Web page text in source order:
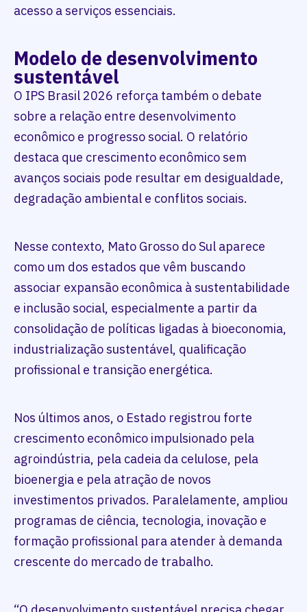
acesso a serviços essenciais.
Modelo de desenvolvimento
sustentável
O IPS Brasil 2026 reforça também o debate
sobre a relação entre desenvolvimento
econômico e progresso social. O relatório
destaca que crescimento econômico sem
avanços sociais pode resultar em desigualdade,
degradação ambiental e conflitos sociais.
Nesse contexto, Mato Grosso do Sul aparece
como um dos estados que vêm buscando
associar expansão econômica à sustentabilidade
e inclusão social, especialmente a partir da
consolidação de políticas ligadas à bioeconomia,
industrialização sustentável, qualificação
profissional e transição energética.
Nos últimos anos, o Estado registrou forte
crescimento econômico impulsionado pela
agroindústria, pela cadeia da celulose, pela
bioenergia e pela atração de novos
investimentos privados. Paralelamente, ampliou
programas de ciência, tecnologia, inovação e
formação profissional para atender à demanda
crescente do mercado de trabalho.